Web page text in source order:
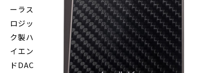
ーラス
ロジッ
ク製ハ
イエン
ドDAC